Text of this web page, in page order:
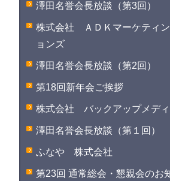
澤田名誉会長放談（第3回）
株式会社 ＡＤＫマーケティ
ョンズ
澤田名誉会長放談（第2回）
第18回新年会ご挨拶
株式会社 バックアップメデ
澤田名誉会長放談（第１回）
ふなや 株式会社
第23回 通常総会・懇親会のお